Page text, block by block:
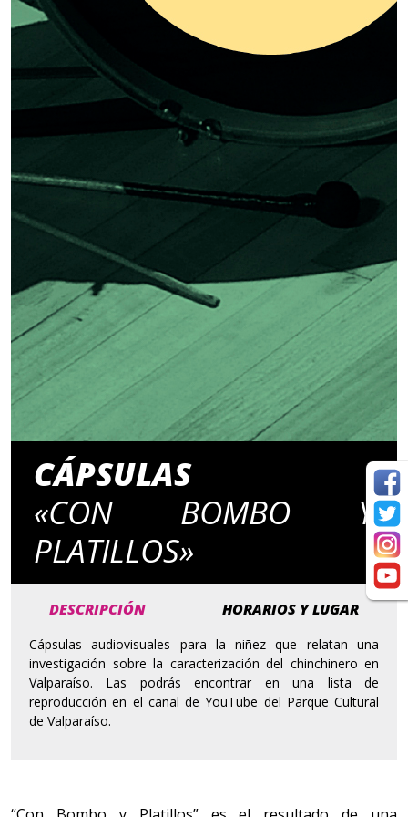
CÁPSULAS
«CON BOMBO Y
PLATILLOS»
DESCRIPCIÓN HORARIOS Y LUGAR
Cápsulas audiovisuales para la niñez que relatan una
investigación sobre la caracterización del chinchinero en
Valparaíso. Las podrás encontrar en una lista de
reproducción en el canal de YouTube del Parque Cultural
de Valparaíso.